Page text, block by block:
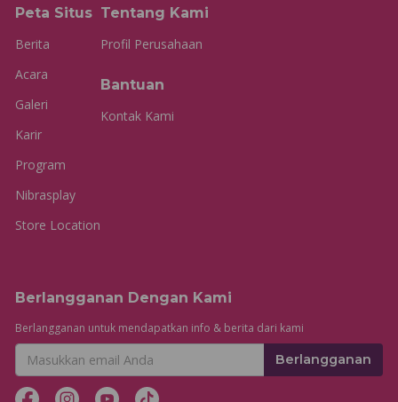
Peta Situs
Berita
Acara
Galeri
Karir
Program
Nibrasplay
Store Location
Tentang Kami
Profil Perusahaan
Bantuan
Kontak Kami
Berlangganan Dengan Kami
Berlangganan untuk mendapatkan info & berita dari kami
Berlangganan